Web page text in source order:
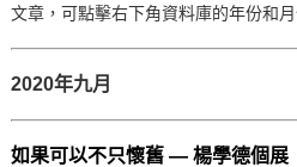
文章，可點擊右下角資料庫的年份和月
2020年九月
如果可以不只懷舊 — 楊學德個展